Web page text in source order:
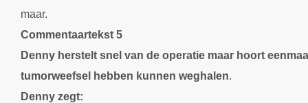
maar.
Commentaartekst 5
Denny herstelt snel van de operatie maar hoort
tumorweefsel hebben kunnen weghalen.
Denny zegt: